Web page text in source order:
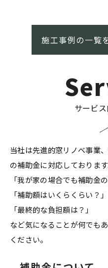
サービ
当社は先進的窓リノベ事業
の補助金に対応しております
「我が家の場合でも補助金
「補助額はいくらくらい？」
「最終的な負担額は？」
など気になることが何でも
ください。